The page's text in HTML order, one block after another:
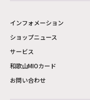
インフォメーション
ショップニュース
サービス
和歌山MIOカード
お問い合わせ